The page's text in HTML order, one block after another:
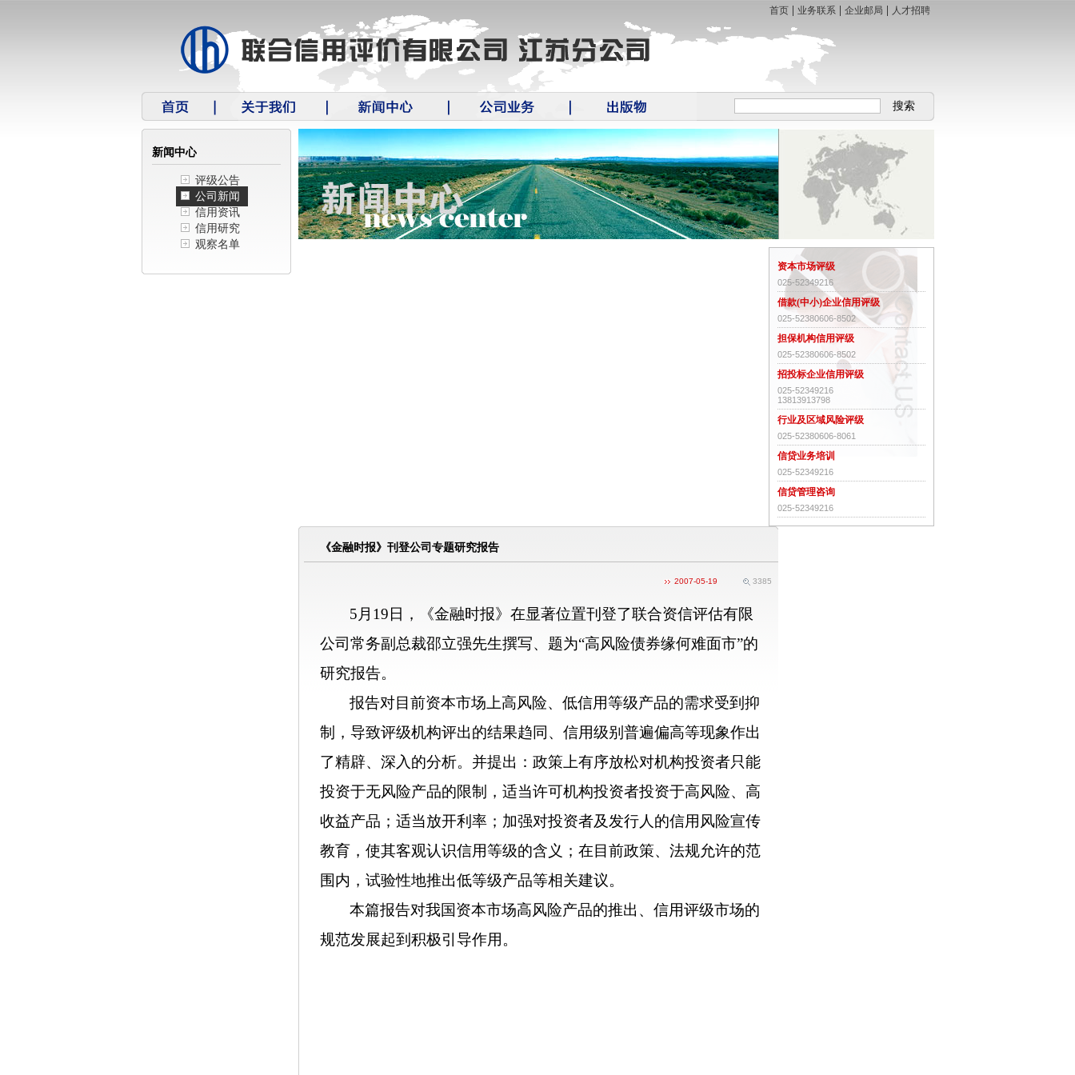
首页| 业务联系| 企业邮局 人才招聘
搜索
新闻中心
评级公告
公司新闻
信用资讯
信用研究
观察名单
资本市场评级
025-52349216
借款(中小)企业信用评级
025-52380606-8502
担保机构信用评级
025-52380606-8502
招投标企业信用评级
025-52349216
13813913798
行业及区域风险评级
025-52380606-8061
信贷业务培训
025-52349216
信贷管理咨询
025-52349216
《金融时报》刊登公司专题研究报告
2007-05-19 3385
5 月 19 日 ，《金融时报》在显著位置刊登了联合资信评估有限
公司常务副总裁邵立强先生撰写、题为“高风险债券缘何难面市”的
研究报告。
报告对目前资本市场上高风险、低信用等级产品的需求受到抑
制，导致评级机构评出的结果趋同、信用级别普遍偏高等现象作出
了精辟、深入的分析。并提出：政策上有序放松对机构投资者只能
投资于无风险产品的限制，适当许可机构投资者投资于高风险、高
收益产品；适当放开利率；加强对投资者及发行人的信用风险宣传
教育，使其客观认识信用等级的含义；在目前政策、法规允许的范
围内，试验性地推出低等级产品等相关建议。
本篇报告对我国资本市场高风险产品的推出、信用评级市场的
规范发展起到积极引导作用。